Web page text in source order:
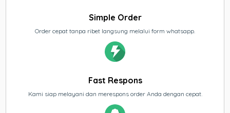
Simple Order
Order cepat tanpa ribet langsung melalui form whatsapp.
Fast Respons
Kami siap melayani dan merespons order Anda dengan cepat.